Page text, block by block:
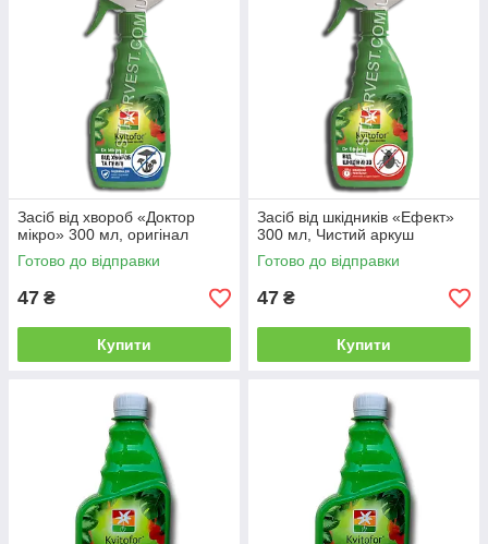
Засіб від хвороб «Доктор
мікро» 300 мл, оригінал
Готово до відправки
47 ₴
Купити
Засіб від шкідників «Ефект»
300 мл, Чистий аркуш
Готово до відправки
47 ₴
Купити